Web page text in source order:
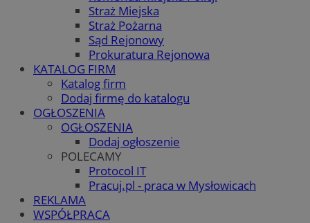
Straż Miejska
Straż Pożarna
Sąd Rejonowy
Prokuratura Rejonowa
KATALOG FIRM
Katalog firm
Dodaj firmę do katalogu
OGŁOSZENIA
OGŁOSZENIA
Dodaj ogłoszenie
POLECAMY
Protocol IT
Pracuj.pl - praca w Mysłowicach
REKLAMA
WSPÓŁPRACA